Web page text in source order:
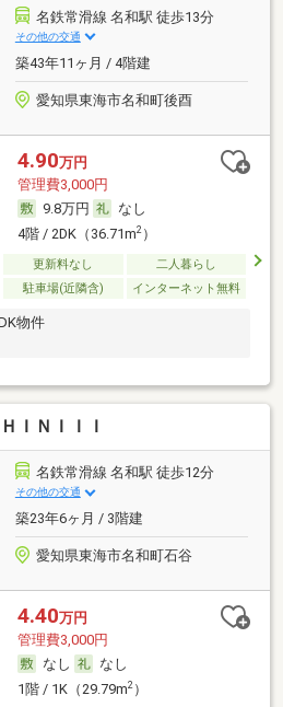
名鉄常滑線 名和駅 徒歩13分
その他の交通
築43年11ヶ月 / 4階建
愛知県東海市名和町後酉
4.90万円
管理費3,000円
9.8万円
なし
4階 / 2DK（36.71m2）
更新料なし
二人暮らし
駐車場(近隣含) インターネット無料
物件
ＩＮＩＩＩ
名鉄常滑線 名和駅 徒歩12分
その他の交通
築23年6ヶ月 / 3階建
愛知県東海市名和町石谷
4.40万円
管理費3,000円
なし
なし
1階 / 1K（29.79m2）